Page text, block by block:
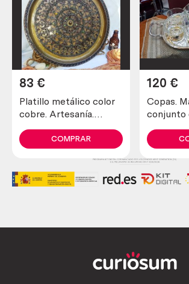
Platillo metálico color
cobre. Artesanía.
83 €
COMPRAR
Copas.
conjunto
120 €